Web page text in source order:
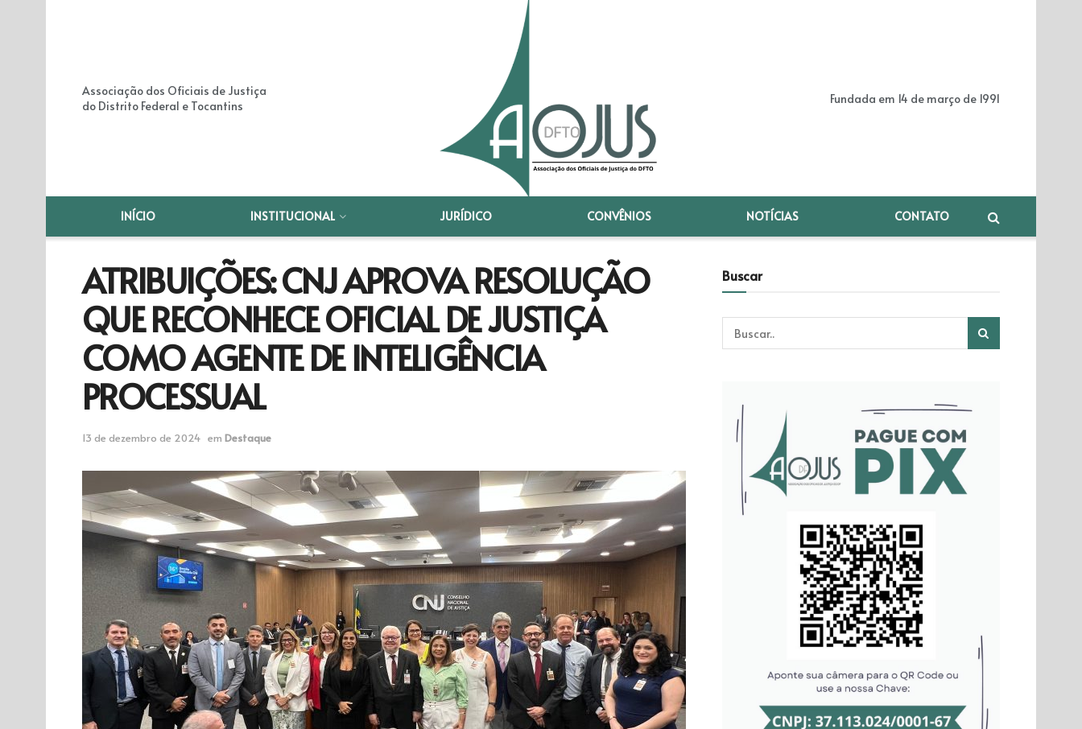
Associação dos Oficiais de Justiça
do Distrito Federal e Tocantins
Fundada em 14 de março de 1991
INÍCIO INSTITUCIONAL JURÍDICO CONVÊNIOS NOTÍCIAS CONTATO
ATRIBUIÇÕES: CNJ APROVA RESOLUÇÃO
QUE RECONHECE OFICIAL DE JUSTIÇA
COMO AGENTE DE INTELIGÊNCIA
PROCESSUAL
13 de dezembro de 2024 em Destaque
Buscar